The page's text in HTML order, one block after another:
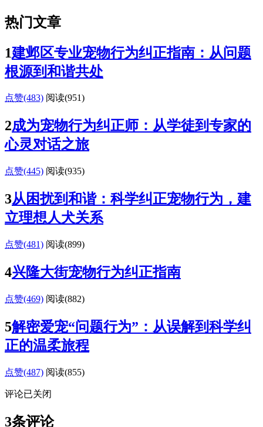
热门文章
1建邺区专业宠物行为纠正指南：从问题
根源到和谐共处
点赞(483) 阅读(951)
2成为宠物行为纠正师：从学徒到专家的
心灵对话之旅
点赞(445) 阅读(935)
3从困扰到和谐：科学纠正宠物行为，建
立理想人犬关系
点赞(481) 阅读(899)
4兴隆大街宠物行为纠正指南
点赞(469) 阅读(882)
5解密爱宠“问题行为”：从误解到科学纠
正的温柔旅程
点赞(487) 阅读(855)
评论已关闭
3条评论